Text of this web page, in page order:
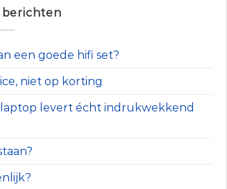
berichten
een goede hifi set?
niet op korting
levert écht indrukwekkend